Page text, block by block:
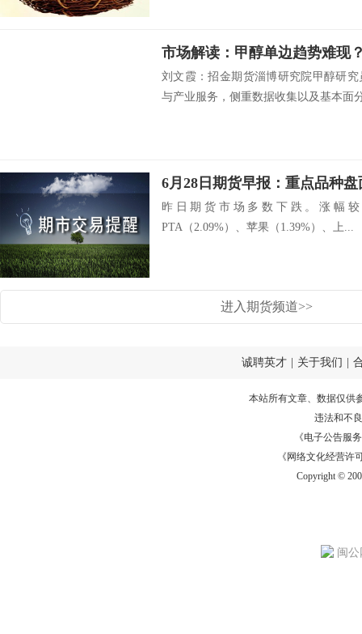
市场解读：甲醇单边趋势难现
刘文霞：招金期货淄博研究院甲醇研
与产业服务，侧重数据收集以及基本面
6月28日期货早报：重点品种
昨日期货市场多数下跌。涨幅
PTA（2.09%）、苹果（1.39%）、上...
进入期货频道>>
诚聘英才 关于我们
本站所有文章、数据仅供
违法和不
《电子公告服务
《网络文化经营许
Copyright ©
闽公